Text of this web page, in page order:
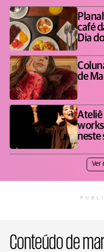
café
Dia
de
Ateliê
neste
Ver
Conteúdo de